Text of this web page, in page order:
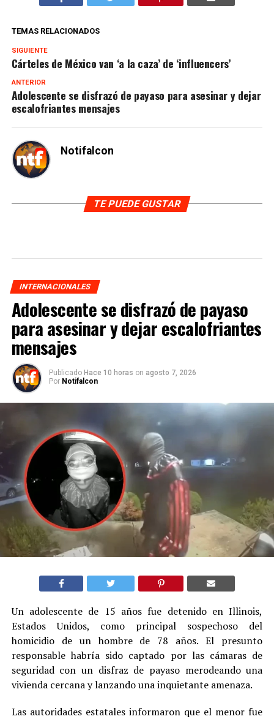
TEMAS RELACIONADOS
SIGUIENTE
Cárteles de México van ‘a la caza’ de ‘influencers’
ANTERIOR
Adolescente se disfrazó de payaso para asesinar y dejar
escalofriantes mensajes
Notifalcon
TE PUEDE GUSTAR
INTERNACIONALES
Adolescente se disfrazó de payaso
para asesinar y dejar escalofriantes
mensajes
Publicado Hace 10 horas on agosto 7, 2026
Por Notifalcon
Un adolescente de 15 años fue detenido en Illinois,
Estados Unidos, como principal sospechoso del
homicidio de un hombre de 78 años. El presunto
responsable habría sido captado por las cámaras de
seguridad con un disfraz de payaso merodeando una
vivienda cercana y lanzando una inquietante amenaza.
Las autoridades estatales informaron que el menor fue